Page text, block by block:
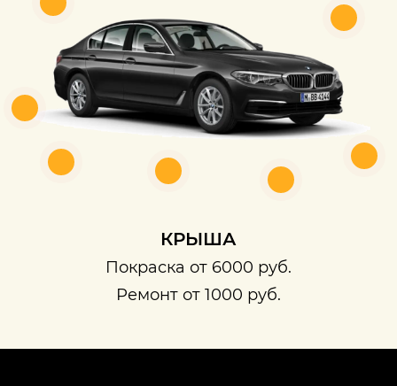
КРЫША
Покраска от 6000 руб.
Ремонт от 1000 руб.